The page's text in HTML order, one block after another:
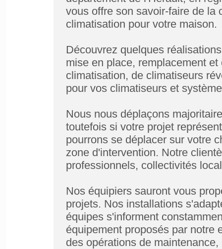
vous offre son savoir-faire de la
climatisation pour votre maison.
Découvrez quelques
mise en place, remplacement
climatisation, de climatiseurs
pour vos climatiseurs et
Nous nous déplaçons
toutefois si votre projet
pourrons se déplacer sur votre
zone d'intervention. Notre
professionnels, collectivités
Nos équipiers sauront vous
projets. Nos installations
équipes s'informent
équipement proposés par notre
des opérations de